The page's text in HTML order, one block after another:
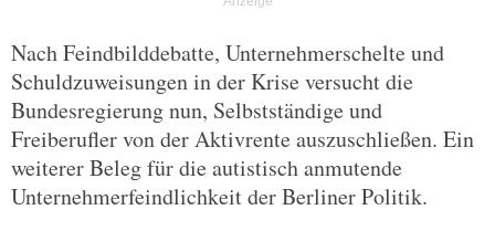
Nach Feindbilddebatte, Unternehmerschelte und
Schuldzuweisungen in der Krise versucht die
Bundesregierung nun, Selbstständige und
Freiberufler von der Aktivrente auszuschließen. Ein
weiterer Beleg für die autistisch anmutende
Unternehmerfeindlichkeit der Berliner Politik.